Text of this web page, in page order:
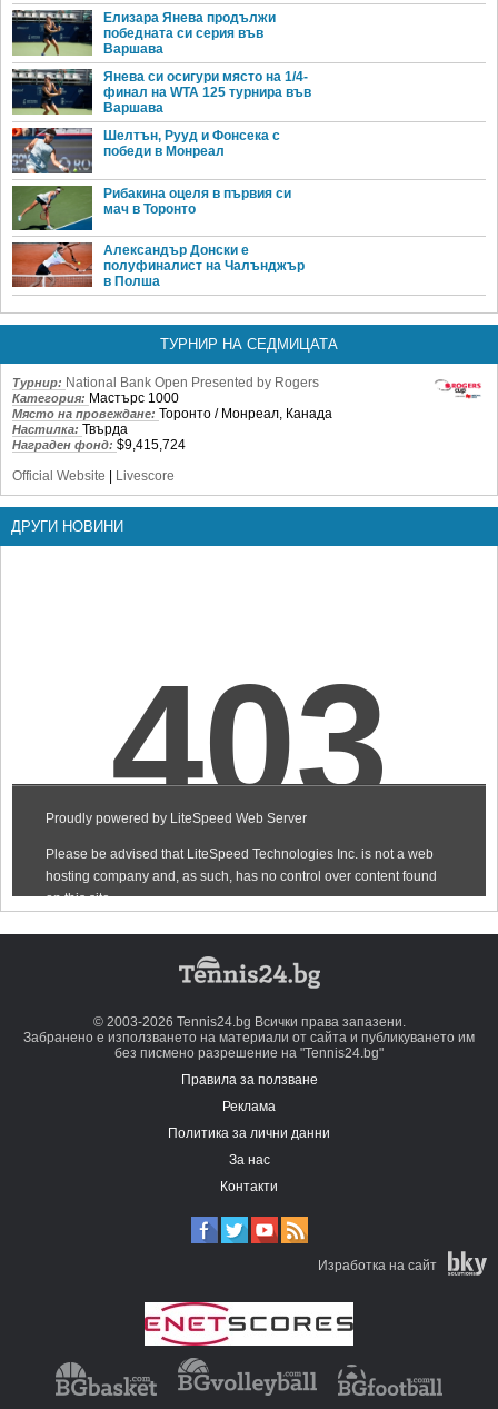
Елизара Янева продължи
победната си серия във
Варшава
Янева си осигури място на 1/4-
финал на WTA 125 турнира във
Варшава
Шелтън, Рууд и Фонсека с
победи в Монреал
Рибакина оцеля в първия си
мач в Торонто
Александър Донски е
полуфиналист на Чалънджър
в Полша
ТУРНИР НА СЕДМИЦАТА
Турнир: National Bank Open Presented by Rogers
Категория: Мастърс 1000
Място на провеждане: Торонто / Монреал, Канада
Настилка: Твърда
Награден фонд: $9,415,724
Official Website
Livescore
ДРУГИ НОВИНИ
© 2003-2026 Tennis24.bg Всички права запазени.
Забранено е използването на материали от сайта и публикуването им
без писмено разрешение на "Tennis24.bg"
Правила за ползване
Реклама
Политика за лични данни
За нас
Контакти
Изработка на сайт